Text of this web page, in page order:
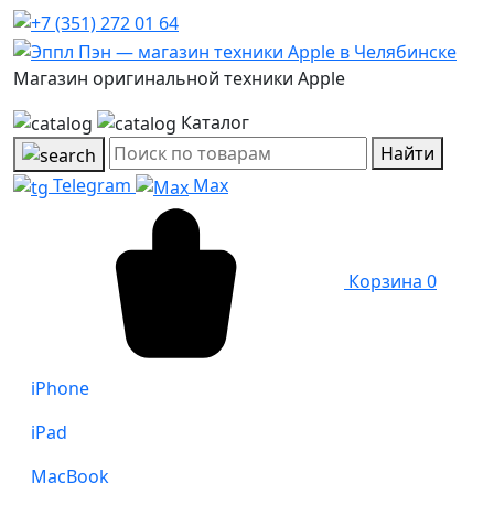
Магазин оригинальной техники Apple
Каталог
Найти
Telegram
Max
Корзина 0
iPhone
iPad
MacBook